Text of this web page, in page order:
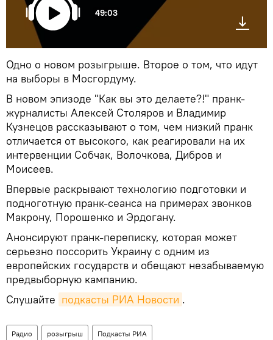
49:03
Одно о новом розыгрыше. Второе о том, что идут
на выборы в Мосгордуму.
В новом эпизоде "Как вы это делаете?!" пранк-
журналисты Алексей Столяров и Владимир
Кузнецов рассказывают о том, чем низкий пранк
отличается от высокого, как реагировали на их
интервенции Собчак, Волочкова, Дибров и
Моисеев.
Впервые раскрывают технологию подготовки и
подноготную пранк-сеанса на примерах звонков
Макрону, Порошенко и Эрдогану.
Анонсируют пранк-переписку, которая может
серьезно поссорить Украину с одним из
европейских государств и обещают незабываемую
предвыборную кампанию.
Слушайте подкасты РИА Новости .
Радио розыгрыш Подкасты РИА